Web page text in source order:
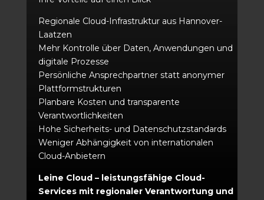
Regionale Cloud-Infrastruktur aus Hannover-
Laatzen
Mehr Kontrolle über Daten, Anwendungen und
digitale Prozesse
Persönliche Ansprechpartner statt anonymer
Plattformstrukturen
Planbare Kosten und transparente
Verantwortlichkeiten
Hohe Sicherheits- und Datenschutzstandards
Weniger Abhängigkeit von internationalen
Cloud-Anbietern
Leine Cloud – leistungsfähige Cloud-
Services mit regionaler Verantwortung und